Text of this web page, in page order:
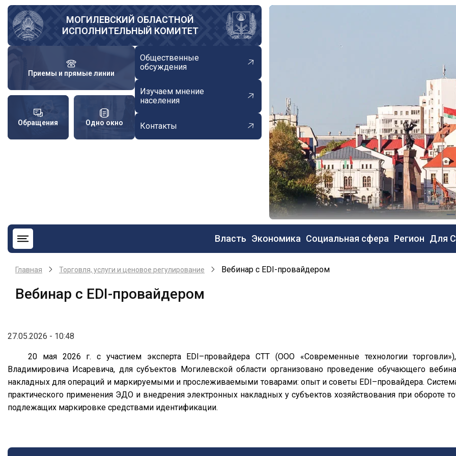
Перейти
основному
содержанию
МОГИЛЕВСКИЙ ОБЛАСТНОЙ
ИСПОЛНИТЕЛЬНЫЙ КОМИТЕТ
Приемы и прямые линии
Обращения Одно окно
Общественные
обсуждения
Изучаем мнение
населения
Контакты
Основная
навигация
Власть Экономика Социальная сфера Регион Для
Главная Торговля, услуги и ценовое регулирование Вебинар с EDI-провайдером
Вебинар с EDI-провайдером
27.05.2026 - 10:48
20 мая 2026 г. с участием эксперта EDI–провайдера СТТ (ООО «Современные технологии
Владимировича Исаревича, для субъектов Могилевской области организовано проведение обучающего
накладных для операций и маркируемыми и прослеживаемыми товарами: опыт и советы EDI–провайдера.
практического применения ЭДО и внедрения электронных накладных у субъектов хозяйствования при обороте
подлежащих маркировке средствами идентификации.